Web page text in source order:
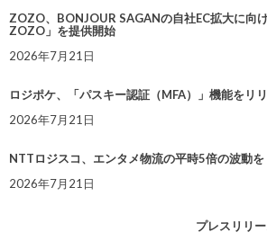
ZOZO、BONJOUR SAGANの自社EC拡大に向
ZOZO」を提供開始
2026年7月21日
ロジポケ、「パスキー認証（MFA）」機能をリ
2026年7月21日
NTTロジスコ、エンタメ物流の平時5倍の波動
2026年7月21日
プレスリリ